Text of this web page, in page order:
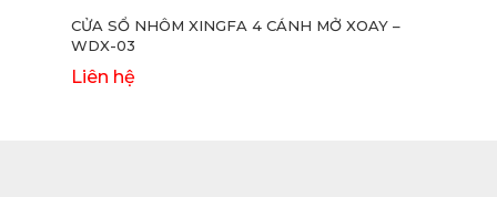
CỬA SỔ NHÔM XINGFA 4 CÁNH MỞ XOAY –
WDX-03
Liên hệ